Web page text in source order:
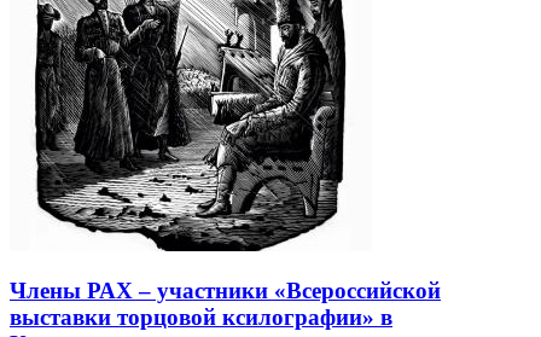
Члены РАХ – участники «Всероссийской
выставки торцовой ксилографии» в